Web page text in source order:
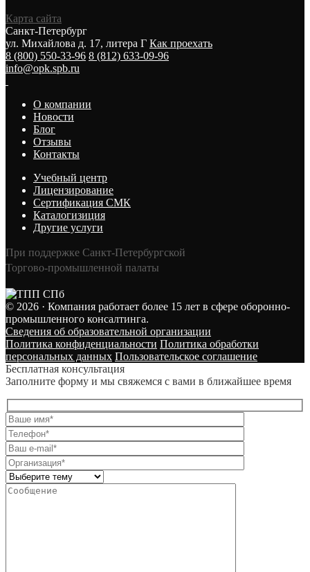
Карта сайта
Санкт-Петербург
ул. Михайлова д. 17, литера Г Как проехать
8 (800) 550-33-96 8 (812) 633-09-96
info@opk.spb.ru
О компании
Новости
Блог
Отзывы
Контакты
Учебный центр
Лицензирование
Сертификация СМК
Каталогизиция
Другие услуги
При поддержке Санкт‑Петербургской
Торгово‑промышленной палаты
© 2026 · Компания работает более 15 лет в сфере оборонно-
промышленного консалтинга.
Сведения об образовательной организации
Политика конфиденциальности Политика обработки
персональных данных Пользовательское соглашение
Бесплатная консультация
Заполните форму и мы свяжемся с вами в ближайшее время